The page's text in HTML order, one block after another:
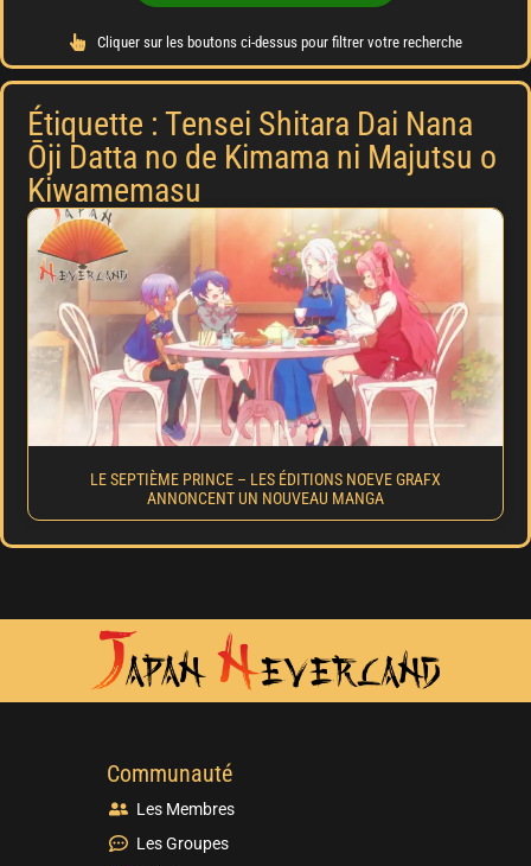
Cliquer sur les boutons ci-dessus pour filtrer votre recherche
Étiquette : Tensei Shitara Dai Nana
Ōji Datta no de Kimama ni Majutsu o
Kiwamemasu
LE SEPTIÈME PRINCE – LES ÉDITIONS NOEVE GRAFX
ANNONCENT UN NOUVEAU MANGA
Communauté
Les Membres
Les Groupes